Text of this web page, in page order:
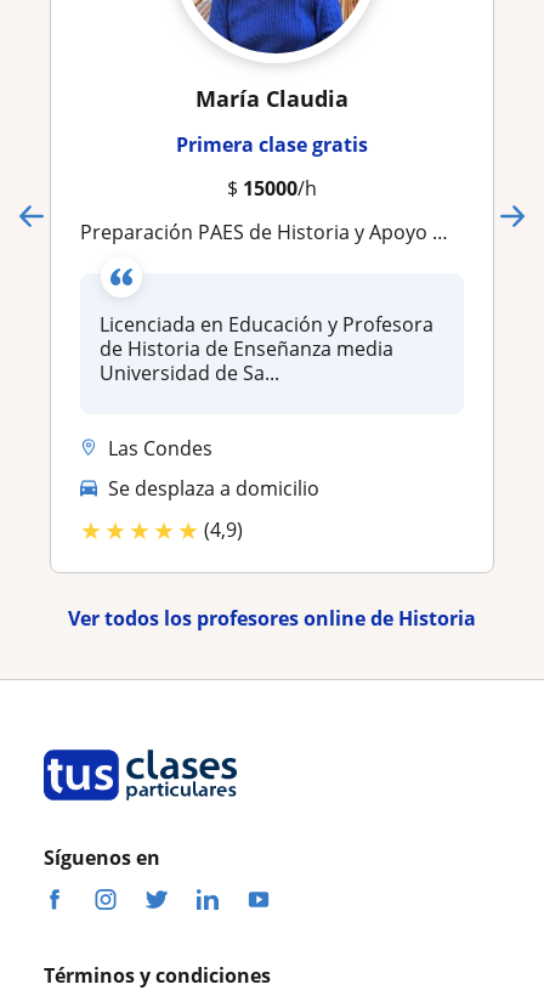
María Claudia
Primera clase gratis
$ 15000/h
Preparación PAES de Historia y Apoyo Media
Licenciada en Educación y Profesora
de Historia de Enseñanza media
Universidad de Sa...
Las Condes
Se desplaza a domicilio
★★★★★ (4,9)
Ver todos los profesores online de Historia
Síguenos en
Términos y condiciones